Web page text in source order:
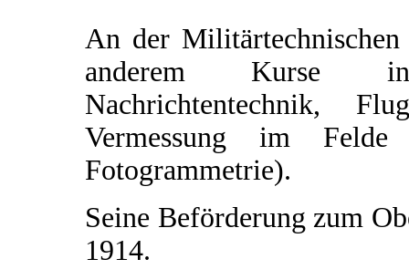
An der
anderem Kurse in
Nachrichtentechnik,
Vermessung im
Fotogrammetrie).
Seine Beförderung zum
1914.